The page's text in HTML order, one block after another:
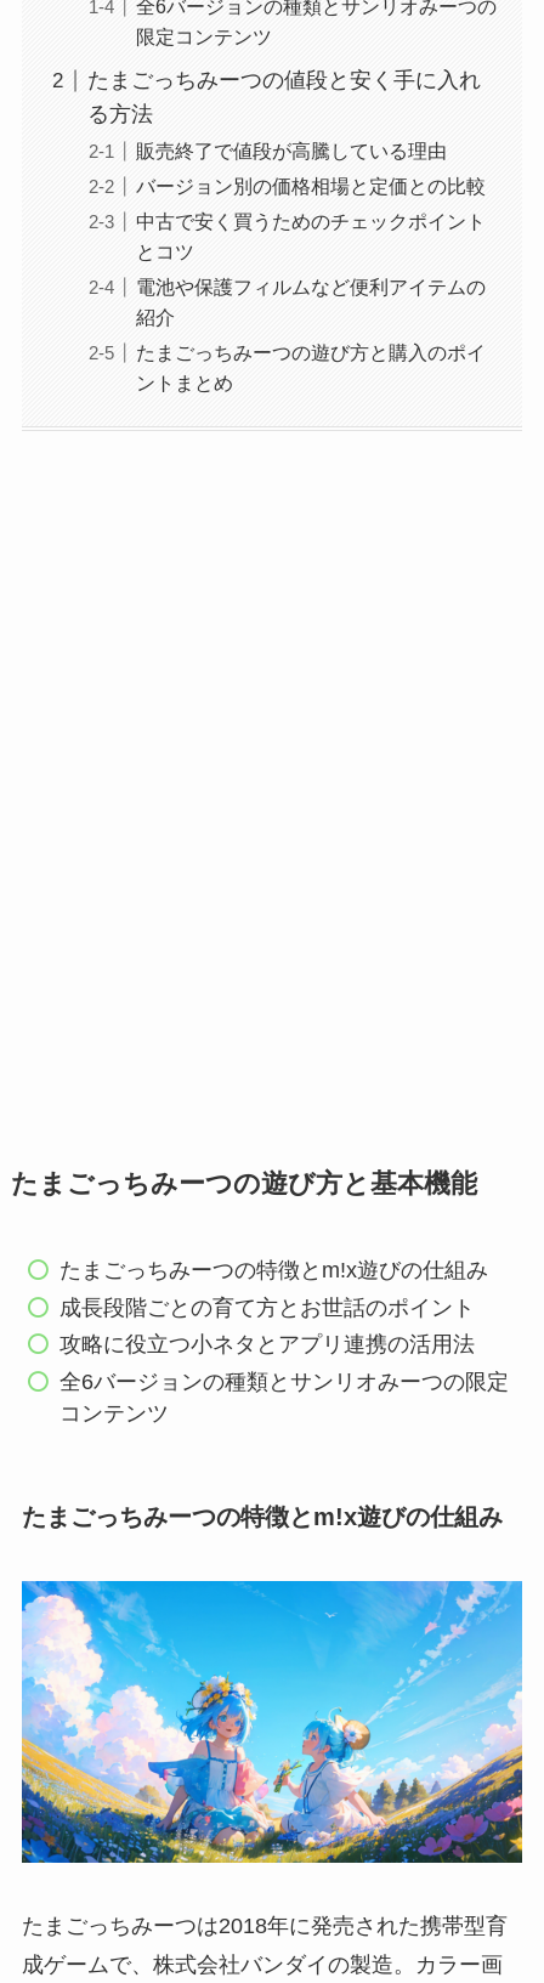
全6バージョンの種類とサンリオみーつの
限定コンテンツ
たまごっちみーつの値段と安く手に入れ
る方法
販売終了で値段が高騰している理由
バージョン別の価格相場と定価との比較
中古で安く買うためのチェックポイント
とコツ
電池や保護フィルムなど便利アイテムの
紹介
たまごっちみーつの遊び方と購入のポイ
ントまとめ
たまごっちみーつの遊び方と基本機能
たまごっちみーつの特徴とm!x遊びの仕組み
成長段階ごとの育て方とお世話のポイント
攻略に役立つ小ネタとアプリ連携の活用法
全6バージョンの種類とサンリオみーつの限定
コンテンツ
たまごっちみーつの特徴とm!x遊びの仕組み
たまごっちみーつは2018年に発売された携帯型育
成ゲームで、株式会社バンダイの製造。カラー画